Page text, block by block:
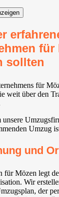
für
sollten
für
weit über den
Umzug
und
für Mözen legt
Wir
der